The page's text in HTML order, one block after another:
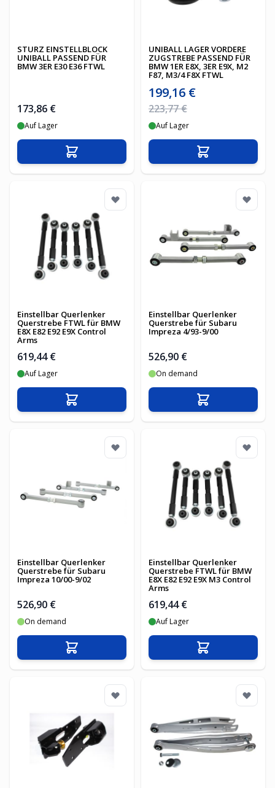
STURZ EINSTELLBLOCK
UNIBALL PASSEND FÜR
BMW 3ER E30 E36 FTWL
173,86 €
Auf Lager
In den Warenkorb
UNIBALL LAGER VORDERE
ZUGSTREBE PASSEND FÜR
BMW 1ER E8X, 3ER E9X, M2
F87, M3/4 F8X FTWL
Sonderpreis
199,16 €
Regulärer Preis
223,77 €
Auf Lager
In den
Einstellbar Querlenker
Querstrebe FTWL für BMW
E8X E82 E92 E9X Control
Arms
619,44 €
Auf Lager
In den Warenkorb
Einstellbar Querlenker
Querstrebe für Subaru
Impreza 4/93-9/00
526,90 €
On demand
In den
Einstellbar Querlenker
Querstrebe für Subaru
Impreza 10/00-9/02
526,90 €
On demand
In den Warenkorb
Einstellbar Querlenker
Querstrebe FTWL für BMW
E8X E82 E92 E9X M3 Control
Arms
619,44 €
Auf Lager
In den